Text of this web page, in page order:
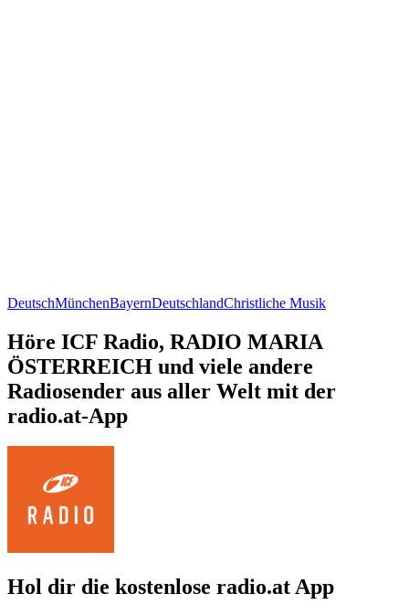
DeutschMünchenBayernDeutschlandChristliche Musik
Höre ICF Radio, RADIO MARIA
ÖSTERREICH und viele andere
Radiosender aus aller Welt mit der
radio.at-App
Hol dir die kostenlose radio.at App